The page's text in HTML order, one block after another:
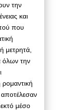
την
και
που
μετρητά,
όλων την
μέσο